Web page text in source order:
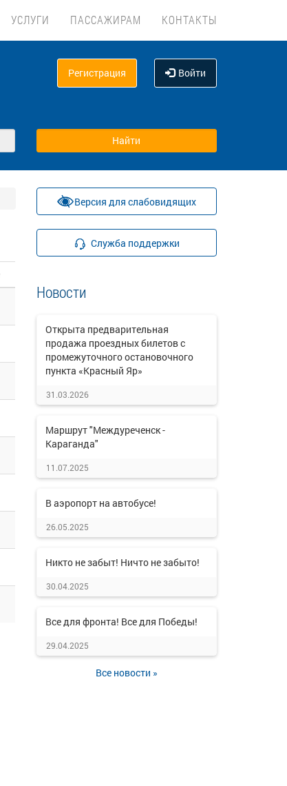
УСЛУГИ ПАССАЖИРАМ КОНТАКТЫ
Регистрация Войти
Версия для слабовидящих
Служба поддержки
Новости
Открыта предварительная
продажа проездных билетов с
промежуточного остановочного
пункта «Красный Яр»
31.03.2026
Маршрут "Междуреченск -
Караганда"
11.07.2025
В аэропорт на автобусе!
26.05.2025
Никто не забыт! Ничто не забыто!
30.04.2025
Все для фронта! Все для Победы!
29.04.2025
Все новости »